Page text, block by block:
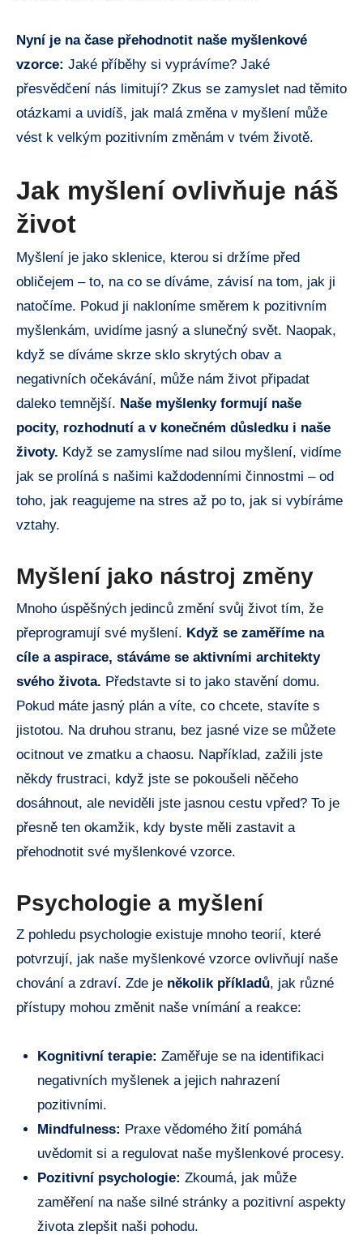
Nyní je na čase přehodnotit naše myšlenkové
vzorce: Jaké příběhy si vyprávíme? Jaké
přesvědčení nás limitují? Zkus se zamyslet nad těmito
otázkami a uvidíš, jak malá změna v myšlení může
vést k velkým pozitivním změnám v tvém životě.
Jak myšlení ovlivňuje náš
život
Myšlení je jako sklenice, kterou si držíme před
obličejem – to, na co se díváme, závisí na tom, jak ji
natočíme. Pokud ji nakloníme směrem k pozitivním
myšlenkám, uvidíme jasný a slunečný svět. Naopak,
když se díváme skrze sklo skrytých obav a
negativních očekávání, může nám život připadat
daleko temnější. Naše myšlenky formují naše
pocity, rozhodnutí a v konečném důsledku i naše
životy. Když se zamyslíme nad silou myšlení, vidíme
jak se prolíná s našimi každodenními činnostmi – od
toho, jak reagujeme na stres až po to, jak si vybíráme
vztahy.
Myšlení jako nástroj změny
Mnoho úspěšných jedinců změní svůj život tím, že
přeprogramují své myšlení. Když se zaměříme na
cíle a aspirace, stáváme se aktivními architekty
svého života. Představte si to jako stavění domu.
Pokud máte jasný plán a víte, co chcete, stavíte s
jistotou. Na druhou stranu, bez jasné vize se můžete
ocitnout ve zmatku a chaosu. Například, zažili jste
někdy frustraci, když jste se pokoušeli něčeho
dosáhnout, ale neviděli jste jasnou cestu vpřed? To je
přesně ten okamžik, kdy byste měli zastavit a
přehodnotit své myšlenkové vzorce.
Psychologie a myšlení
Z pohledu psychologie existuje mnoho teorií, které
potvrzují, jak naše myšlenkové vzorce ovlivňují naše
chování a zdraví. Zde je několik příkladů, jak různé
přístupy mohou změnit naše vnímání a reakce:
Kognitivní terapie: Zaměřuje se na identifikaci
negativních myšlenek a jejich nahrazení
pozitivními.
Mindfulness: Praxe vědomého žití pomáhá
uvědomit si a regulovat naše myšlenkové procesy.
Pozitivní psychologie: Zkoumá, jak může
zaměření na naše silné stránky a pozitivní aspekty
života zlepšit naši pohodu.